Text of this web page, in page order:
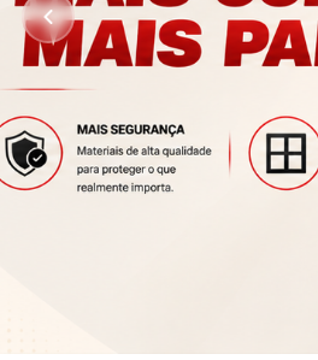
Ver Lustres
Ver Ferramentas
Ver Tintas